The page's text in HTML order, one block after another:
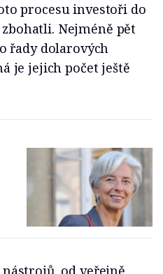
procesu investoři do
Nejméně pět
řady dolarových
je jejich počet ještě
od veřejně